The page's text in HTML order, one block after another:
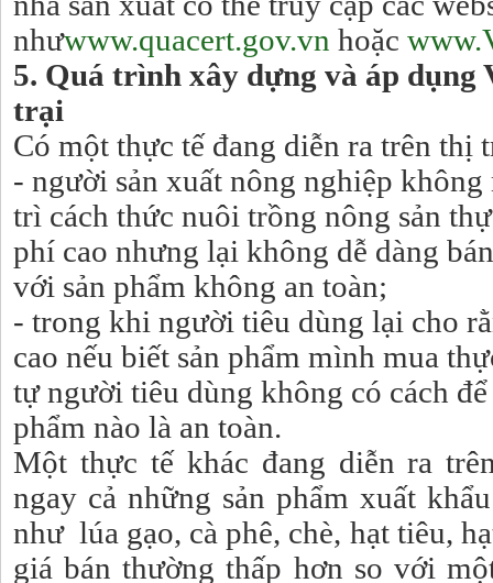
nhưwww.quacert.gov.vn hoặc
5. Quá trình xây dựng và áp dụng
trại
Có một thực tế đang diễn ra trên thị
- người sản xuất nông nghiệp
trì cách thức nuôi trồng nông sản
phí cao nhưng lại không dễ dàng
với sản phẩm không an toàn;
- trong khi người tiêu dùng lại cho
cao nếu biết sản phẩm mình mua
tự người tiêu dùng không có cách
phẩm nào là an toàn.
Một thực tế khác đang diễn ra
ngay cả những sản phẩm xuất
như lúa gạo, cà phê, chè, hạt tiêu,
giá bán thường thấp hơn so với